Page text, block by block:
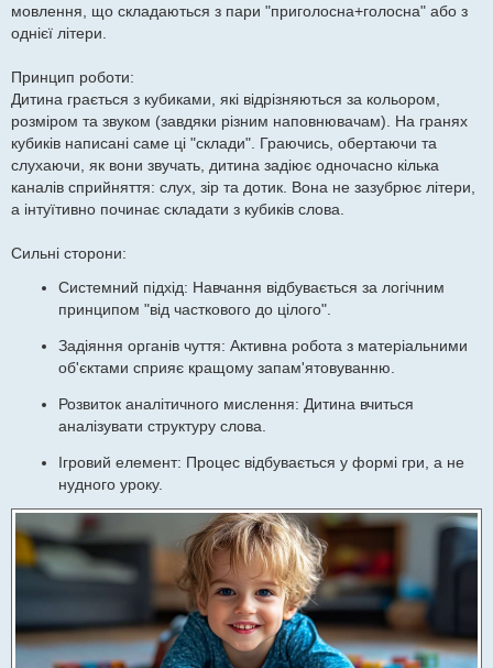
мовлення, що складаються з пари "приголосна+голосна" або з
однієї літери.
Принцип роботи:
Дитина грається з кубиками, які відрізняються за кольором,
розміром та звуком (завдяки різним наповнювачам). На гранях
кубиків написані саме ці "склади". Граючись, обертаючи та
слухаючи, як вони звучать, дитина задіює одночасно кілька
каналів сприйняття: слух, зір та дотик. Вона не зазубрює літери,
а інтуїтивно починає складати з кубиків слова.
Сильні сторони:
Системний підхід: Навчання відбувається за логічним
принципом "від часткового до цілого".
Задіяння органів чуття: Активна робота з матеріальними
об'єктами сприяє кращому запам'ятовуванню.
Розвиток аналітичного мислення: Дитина вчиться
аналізувати структуру слова.
Ігровий елемент: Процес відбувається у формі гри, а не
нудного уроку.